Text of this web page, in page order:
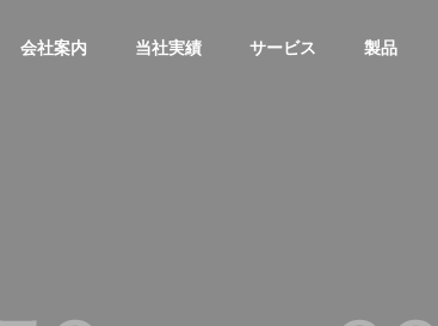
会社案内 当社実績 サービス 製品